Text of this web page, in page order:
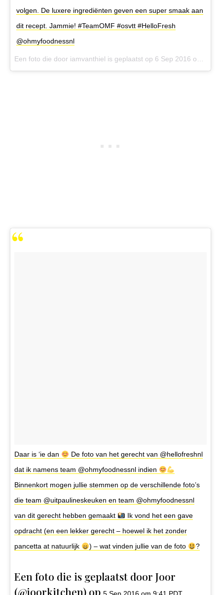
volgen. De luxere ingrediënten geven een super smaak aan
dit recept. Jammie! #TeamOMF #osvtt #HelloFresh
@ohmyfoodnessnl
Een foto die door iamvanthiel is geplaatst op 6 Sep 2016 om 9:07 PDT
Daar is ‘ie dan
De foto van het gerecht van @hellofreshnl
dat ik namens team @ohmyfoodnessnl indien
Binnenkort mogen jullie stemmen op de verschillende foto’s
die team @uitpaulineskeuken en team @ohmyfoodnessnl
van dit gerecht hebben gemaakt
Ik vond het een gave
opdracht (en een lekker gerecht – hoewel ik het zonder
pancetta at natuurlijk
) – wat vinden jullie van de foto ?
Een foto die is geplaatst door Joor
(@joorkitchen) op